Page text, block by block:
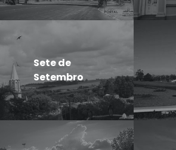
Sete de
Setembro